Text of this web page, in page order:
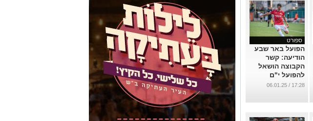
ספורט
הפועל באר שבע
הודיעה: קשר
הקבוצה הושאל
להפועל י"ם
...
17:28 / 06.01.25